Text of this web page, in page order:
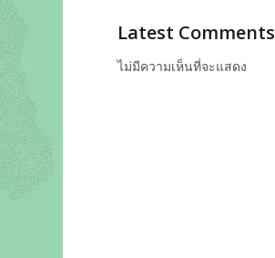
Latest Comments
ไม่มีความเห็นที่จะแสดง